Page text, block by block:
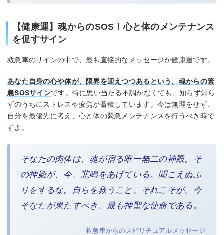
【健康運】魂からのSOS！心と体のメンテナンス
を促すサイン
救急車のサインの中で、最も直接的なメッセージが健康運です。
あなた自身の心や体が、限界を迎えつつあるという、魂からの緊
急SOSサインです。特に思い当たる不調がなくても、知らず知ら
ずのうちにストレスや疲労が蓄積しています。今は無理をせず、
自分を最優先に考え、心と体の緊急メンテナンスを行うべき時で
すよ。
そなたの肉体は、魂が宿る唯一無二の神殿。そ
の神殿が、今、悲鳴をあげている。聞こえぬふ
りをするな。自らを救うこと。それこそが、今
そなたが果たすべき、最も神聖な使命である。
— 救急車からのスピリチュアルメッセージ